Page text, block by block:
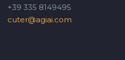
+39 335 8149495
cuter@agiai.com